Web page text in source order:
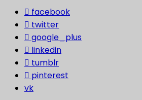
facebook
twitter
google_plus
linkedin
tumblr
pinterest
vk